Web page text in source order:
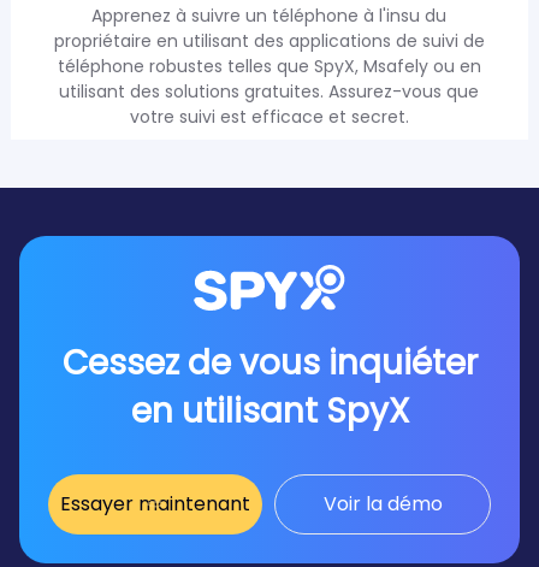
Apprenez à suivre un téléphone à l'insu du
propriétaire en utilisant des applications de suivi de
téléphone robustes telles que SpyX, Msafely ou en
utilisant des solutions gratuites. Assurez-vous que
votre suivi est efficace et secret.
Cessez de vous inquiéter
en utilisant SpyX
Essayer maintenant Voir la démo